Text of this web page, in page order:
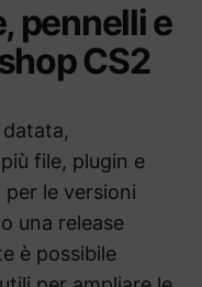
pennelli e
CS2
file, plugin e
le versioni
una release
è possibile